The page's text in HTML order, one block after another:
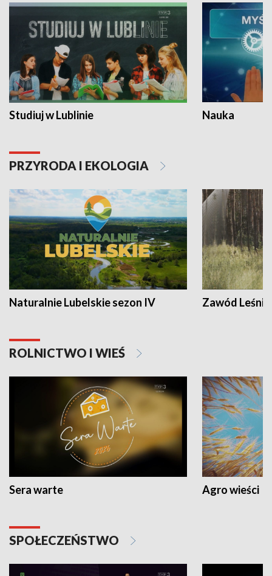
Studiuj w Lublinie Nauka
PRZYRODA I EKOLOGIA
Naturalnie Lubelskie sezon IV Zawód Leśnik
ROLNICTWO I WIEŚ
Sera warte Agro wieści
SPOŁECZEŃSTWO